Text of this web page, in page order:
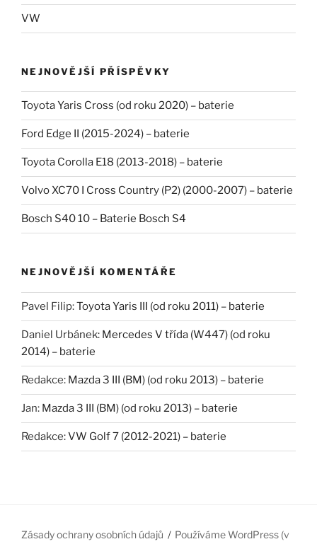
VW
NEJNOVĚJŠÍ PŘÍSPĚVKY
Toyota Yaris Cross (od roku 2020) – baterie
Ford Edge II (2015-2024) – baterie
Toyota Corolla E18 (2013-2018) – baterie
Volvo XC70 I Cross Country (P2) (2000-2007) – baterie
Bosch S40 10 – Baterie Bosch S4
NEJNOVĚJŠÍ KOMENTÁŘE
Pavel Filip:Toyota Yaris III (od roku 2011) – baterie
Daniel Urbánek: Mercedes V třída (W447) (od roku
2014) – baterie
Redakce: Mazda 3 III (BM) (od roku 2013) – baterie
Jan: Mazda 3 III (BM) (od roku 2013) – baterie
Redakce:VW Golf 7 (2012-2021) – baterie
Zásady ochrany osobních údajů Používáme WordPress (v